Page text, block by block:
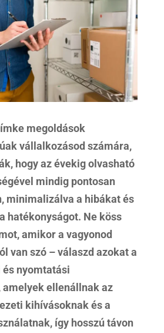
megoldások
vállalkozásod számára,
hogy az évekig olvasható
mindig pontosan
minimalizálva a hibákat és
hatékonyságot. Ne köss
amikor a vagyonod
van szó – válaszd azokat a
nyomtatási
ellenállnak az
kihívásoknak és a
így hosszú távon